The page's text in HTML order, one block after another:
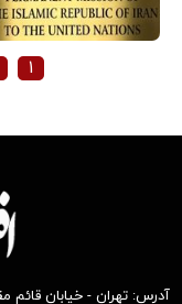
۱
آدرس: تهران - خیابان